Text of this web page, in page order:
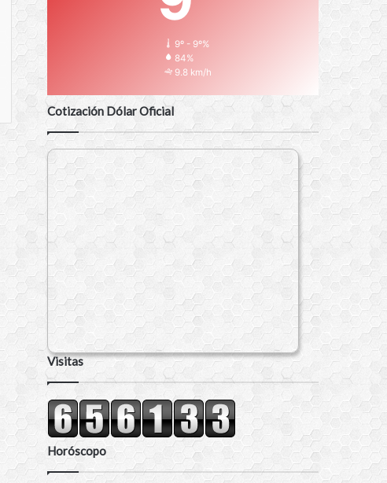
9º - 9º%
84%
9.8 km/h
Cotización Dólar Oficial
Visitas
Horóscopo